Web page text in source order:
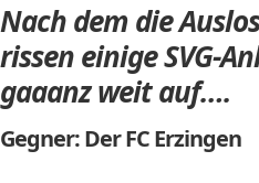
Nach dem die
rissen einige SVG-
gaaanz weit auf….
Gegner: Der FC Erzingen